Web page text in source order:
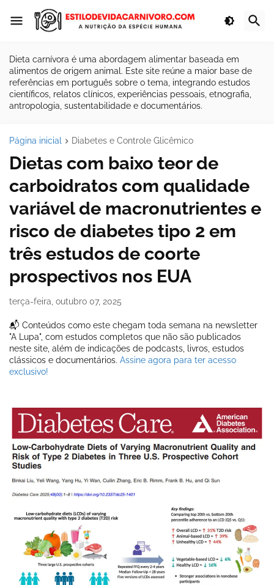
Dieta carnívora é uma abordagem alimentar baseada em
alimentos de origem animal. Este site reúne a maior base de
referências em português sobre o tema, integrando estudos
científicos, relatos clínicos, experiências pessoais, etnografia,
antropologia, sustentabilidade e documentários.
Página inicial Diabetes e Controle Glicêmico
Dietas com baixo teor de
carboidratos com qualidade
variável de macronutrientes e
risco de diabetes tipo 2 em
três estudos de coorte
prospectivos nos EUA
terça-feira, outubro 07, 2025
📬 Conteúdos como este chegam toda semana na newsletter
"A Lupa", com estudos completos que não são publicados
neste site, além de indicações de podcasts, livros, estudos
clássicos e documentários. Assine agora para ter acesso
exclusivo!